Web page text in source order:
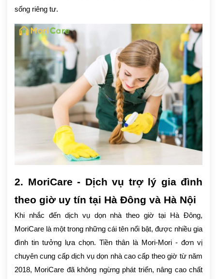
sống riêng tư.
2. MoriCare - Dịch vụ trợ lý gia đình
theo giờ uy tín tại Hà Đông và Hà Nội
Khi nhắc đến dịch vụ dọn nhà theo giờ tại Hà Đông,
MoriCare là một trong những cái tên nổi bật, được nhiều gia
đình tin tưởng lựa chọn. Tiền thân là Mori-Mori - đơn vị
chuyên cung cấp dịch vụ dọn nhà cao cấp theo giờ từ năm
2018, MoriCare đã không ngừng phát triển, nâng cao chất